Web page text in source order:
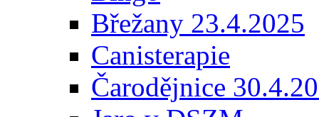
Břežany 23.4.2025
Canisterapie
Čarodějnice